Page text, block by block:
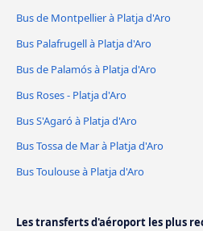
Bus de Montpellier à Platja d'Aro
Bus Palafrugell à Platja d'Aro
Bus de Palamós à Platja d'Aro
Bus Roses - Platja d'Aro
Bus S'Agaró à Platja d'Aro
Bus Tossa de Mar à Platja d'Aro
Bus Toulouse à Platja d'Aro
Les transferts d'aéroport les plus